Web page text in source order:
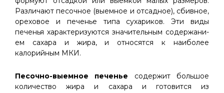
Различают песочное (выемное и отсадное), сбивное,
ореховое и печенье типа сухариков. Эти виды
печенья характеризуются значительным содержани­
ем сахара и жира, и относятся к наиболее
калорийным МКИ.
Песочно-выемное печенье содержит большое
количество жира и сахара и готовится из